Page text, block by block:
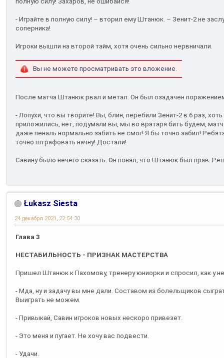
- Играйте в полную силу! – вторил ему Штанюк. – Зенит-2 не
соперника!
Игроки вышли на второй тайм, хотя очень сильно нервничали.
Вы не можете просматривать это вложение.
После матча Штанюк рвал и метал. Он был озадачен
- Лопухи, что вы творите! Вы, блин, перебили Зенит-2 в 6 раз,
приложились, нет, подумали вы, мы во вратаря бить будем,
даже пеналь нормально забить не смог! Я бы точно забил!
точно штрафовать начну! Достали!
Савину было нечего сказать. Он понял, что Штанюк был прав.
Łukasz Siesta
24 декабря 2021, 22:54:30
Глава 3
НЕСТАБИЛЬНОСТЬ - ПРИЗНАК МАСТЕРСТВА
Пришел Штанюк к Пахомову, тренеру юниорки и спросил, как у
- Мда, ну и задачу вы мне дали. Составом из болельщиков
Выиграть не можем.
- Привыкай, Савин игроков новых нескоро привезет.
- Это меня и пугает. Не хочу вас подвести.
- Удачи.